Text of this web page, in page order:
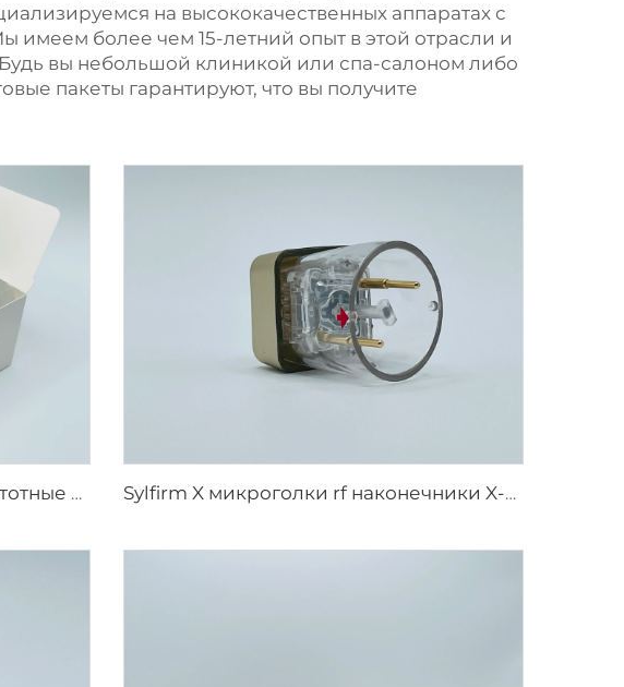
на высококачественных аппаратах с
более чем 15-летний опыт в этой отрасли и
вы небольшой клиникой или спа-салоном либо
пакеты гарантируют, что вы получите
Scarlet S микротоки и радиочастотные биполярные электроды, расходуемый наконечник 25pin Sylfirm X микроголки rf наконечники X-25